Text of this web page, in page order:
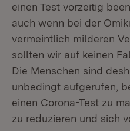
einen Test vorzeitig
auch wenn bei der
vermeintlich milderen
sollten wir auf keinen
Die Menschen sind
unbedingt aufgerufen,
einen Corona-Test zu
zu reduzieren und sich